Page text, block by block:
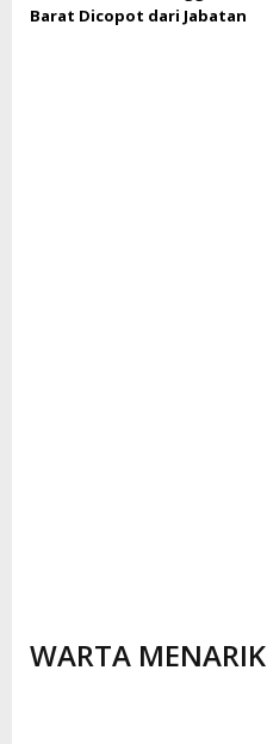
Barat Dicopot dari Jabatan
WARTA MENARIK